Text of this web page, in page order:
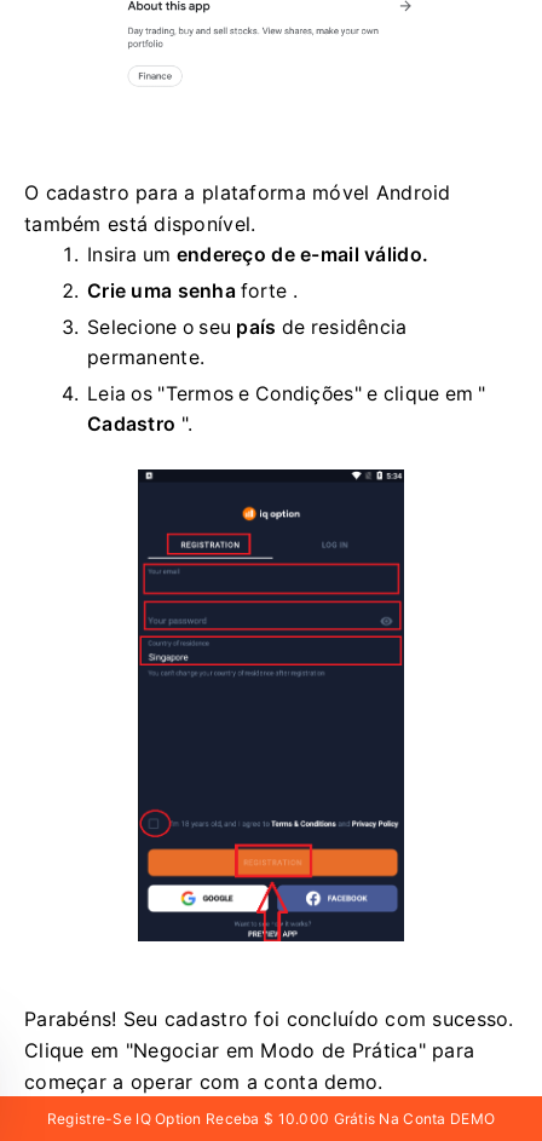
O cadastro para a plataforma móvel Android
também está disponível.
Insira um endereço de e-mail válido.
Crie uma senha forte .
Selecione o seu país de residência
permanente.
Leia os "Termos e Condições" e clique em "
Cadastro ".
Parabéns! Seu cadastro foi concluído com sucesso.
Clique em "Negociar em Modo de Prática" para
começar a operar com a conta demo.
Registre-Se IQ Option Receba $ 10.000 Grátis Na Conta DEMO